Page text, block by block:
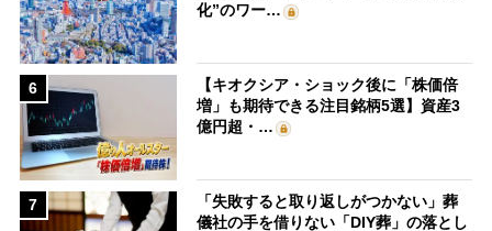
化”のワー…
6
【キオクシア・ショック後に「株価倍
増」も期待できる注目銘柄5選】資産3
億円超・…
7
「失敗すると取り返しがつかない」葬
儀社の手を借りない「DIY葬」の落とし